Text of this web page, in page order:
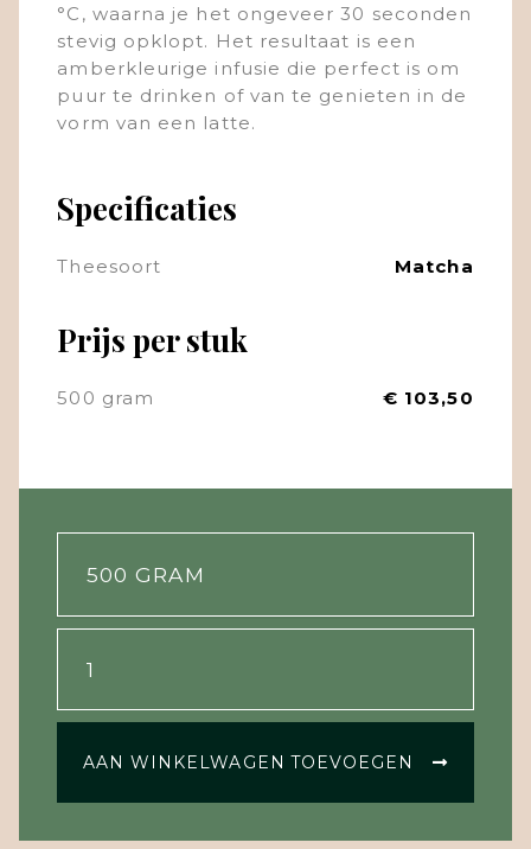
°C, waarna je het ongeveer 30 seconden
stevig opklopt. Het resultaat is een
amberkleurige infusie die perfect is om
puur te drinken of van te genieten in de
vorm van een latte.
Specificaties
Theesoort Matcha
Prijs per stuk
500 gram € 103,50
AAN WINKELWAGEN TOEVOEGEN